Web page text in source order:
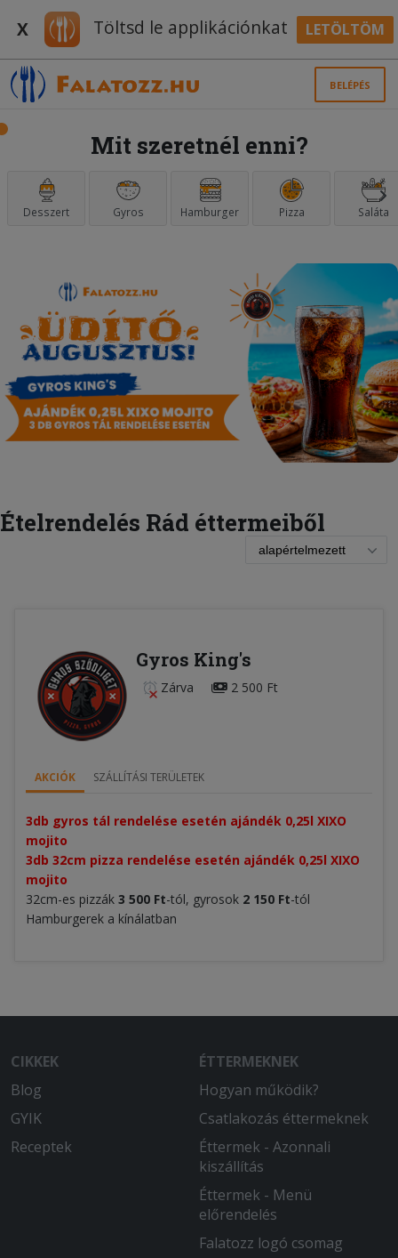
X Töltsd le applikációnkat LETÖLTÖM
BELÉPÉS
Mit szeretnél enni?
Desszert Gyros Hamburger Pizza Saláta
Ételrendelés Rád éttermeiből
Gyros King's
Zárva 2 500 Ft
AKCIÓK SZÁLLÍTÁSI TERÜLETEK
3db gyros tál rendelése esetén ajándék 0,25l XIXO
mojito
3db 32cm pizza rendelése esetén ajándék 0,25l XIXO
mojito
32cm-es pizzák 3 500 Ft-tól, gyrosok 2 150 Ft-tól
Hamburgerek a kínálatban
CIKKEK
Blog
GYIK
Receptek
ÉTTERMEKNEK
Hogyan működik?
Csatlakozás éttermeknek
Éttermek - Azonnali
kiszállítás
Éttermek - Menü
előrendelés
Falatozz logó csomag